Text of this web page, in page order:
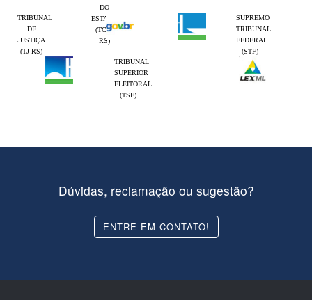
DO
ESTADO
(TCE-
RS)
TRIBUNAL
DE
JUSTIÇA
(TJ-RS)
SUPREMO
TRIBUNAL
FEDERAL
(STF)
TRIBUNAL
SUPERIOR
ELEITORAL
(TSE)
Dúvidas, reclamação ou sugestão?
ENTRE EM CONTATO!